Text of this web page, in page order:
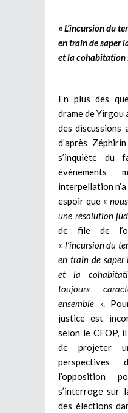
«L’incursion du
en train de saper
et la cohabitation
En plus des
drame de Yirgou
des discussions
d’après
s’inquiète du
évènements
interpellation
espoir que «
une résolution
de file de
« l’incursion du
en train de saper
et la
toujours
ensemble ».
justice est
selon le CFOP,
de projeter
l’opposition
s’interroge sur
des élections